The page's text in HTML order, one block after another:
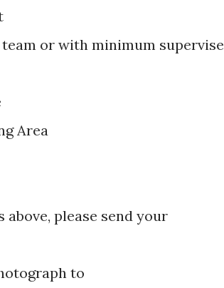
or with minimum supervise
Area
please send your
to